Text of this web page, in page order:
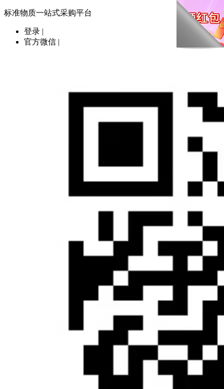
标准物质一站式采购平台
登录 |
官方微信 |